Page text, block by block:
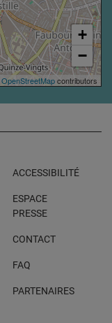
+
−
OpenStreetMapcontributors
ACCESSIBILITÉ
ESPACE
PRESSE
CONTACT
FAQ
PARTENAIRES